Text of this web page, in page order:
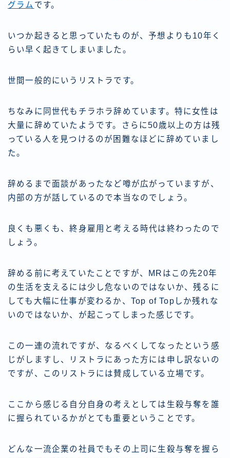
グラム です。
いつか起きると思っていたものが、予想よりも10年く
らい早く起きてしまいました。
世間一般的にいうリストラです。
ちなみに同世代もチラホラ辞めています。特に女性は
大量に辞めていたようです。さらに50歳以上の方は残
っている人を見つけるのが困難なほどに辞めていまし
た。
辞めるまで面談があったなど噂が広がっていますが、
内部の方が話しているので本当なのでしょう。
良くも悪くも、終身雇用と考える時代は終わったので
しょう。
辞める前に考えていたことですが、MRはこの先20年
の生活を支えるには少し危ないのではないか、残るに
しても大幅に仕事が変わるか、Top of Topしか残れな
いのではないか、が起こってしまった感じです。
この一連の流れですが、なるべくしてなったという感
じがしますし、リストラにあった方には申し訳ないの
ですが、このリストラには賛成している立場です。
ここから感じる自分自身の考えとしては生殺与奪を誰
に握られているかがとても重要ということです。
どんな一流企業の社員でもその上司に生殺与奪を握ら